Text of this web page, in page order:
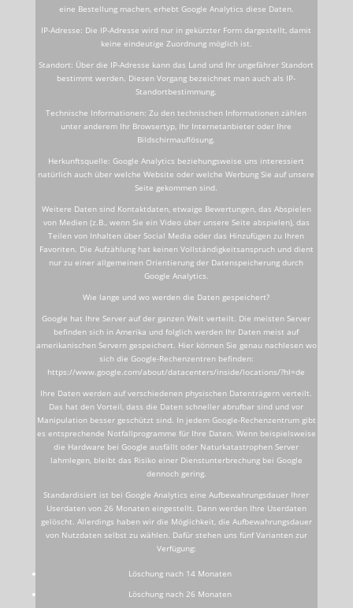
eine Bestellung machen, erhebt Google Analytics diese Daten.
IP-Adresse: Die IP-Adresse wird nur in gekürzter Form dargestellt, damit
keine eindeutige Zuordnung möglich ist.
Standort: Über die IP-Adresse kann das Land und Ihr ungefährer Standort
bestimmt werden. Diesen Vorgang bezeichnet man auch als IP-
Standortbestimmung.
Technische Informationen: Zu den technischen Informationen zählen
unter anderem Ihr Browsertyp, Ihr Internetanbieter oder Ihre
Bildschirmauflösung.
Herkunftsquelle: Google Analytics beziehungsweise uns interessiert
natürlich auch über welche Website oder welche Werbung Sie auf unsere
Seite gekommen sind.
Weitere Daten sind Kontaktdaten, etwaige Bewertungen, das Abspielen
von Medien (z.B., wenn Sie ein Video über unsere Seite abspielen), das
Teilen von Inhalten über Social Media oder das Hinzufügen zu Ihren
Favoriten. Die Aufzählung hat keinen Vollständigkeitsanspruch und dient
nur zu einer allgemeinen Orientierung der Datenspeicherung durch
Google Analytics.
Wie lange und wo werden die Daten gespeichert?
Google hat Ihre Server auf der ganzen Welt verteilt. Die meisten Server
befinden sich in Amerika und folglich werden Ihr Daten meist auf
amerikanischen Servern gespeichert. Hier können Sie genau nachlesen wo
sich die Google-Rechenzentren befinden:
https://www.google.com/about/datacenters/inside/locations/?hl=de
Ihre Daten werden auf verschiedenen physischen Datenträgern verteilt.
Das hat den Vorteil, dass die Daten schneller abrufbar sind und vor
Manipulation besser geschützt sind. In jedem Google-Rechenzentrum gibt
es entsprechende Notfallprogramme für Ihre Daten. Wenn beispielsweise
die Hardware bei Google ausfällt oder Naturkatastrophen Server
lahmlegen, bleibt das Risiko einer Dienstunterbrechung bei Google
dennoch gering.
Standardisiert ist bei Google Analytics eine Aufbewahrungsdauer Ihrer
Userdaten von 26 Monaten eingestellt. Dann werden Ihre Userdaten
gelöscht. Allerdings haben wir die Möglichkeit, die Aufbewahrungsdauer
von Nutzdaten selbst zu wählen. Dafür stehen uns fünf Varianten zur
Verfügung:
Löschung nach 14 Monaten
Löschung nach 26 Monaten